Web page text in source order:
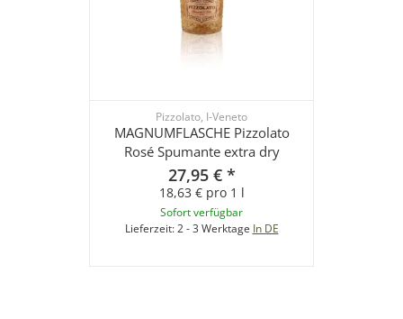
Pizzolato, I-Veneto
MAGNUMFLASCHE Pizzolato
Rosé Spumante extra dry
27,95 € *
18,63 € pro 1 l
Sofort verfügbar
Lieferzeit:2 - 3 Werktage In DE